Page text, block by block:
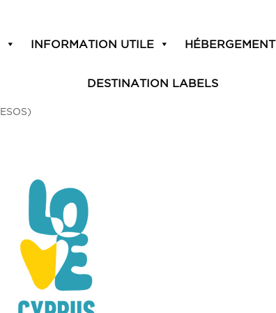
INFORMATION UTILE HÉBERGEMENT
DESTINATION LABELS